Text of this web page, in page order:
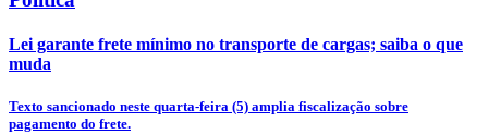
Lei garante frete mínimo no transporte de cargas; saiba o que
muda
Texto sancionado neste quarta-feira (5) amplia fiscalização sobre
pagamento do frete.